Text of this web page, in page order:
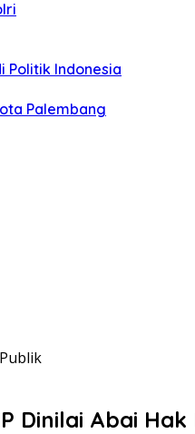
Politik Indonesia
Palembang
Dinilai Abai